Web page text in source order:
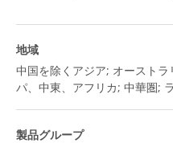
地域
中国を除くアジア; オースト
パ、中東、アフリカ; 中華圏;
製品グループ